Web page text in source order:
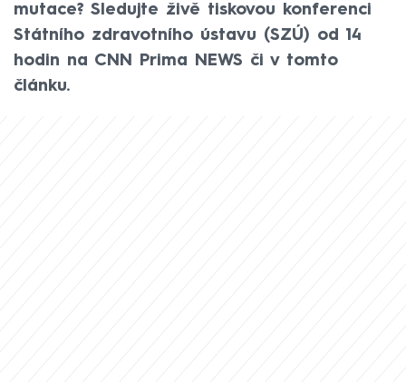
mutace? Sledujte živě tiskovou konferenci
Státního zdravotního ústavu (SZÚ) od 14
hodin na CNN Prima NEWS či v tomto
článku.